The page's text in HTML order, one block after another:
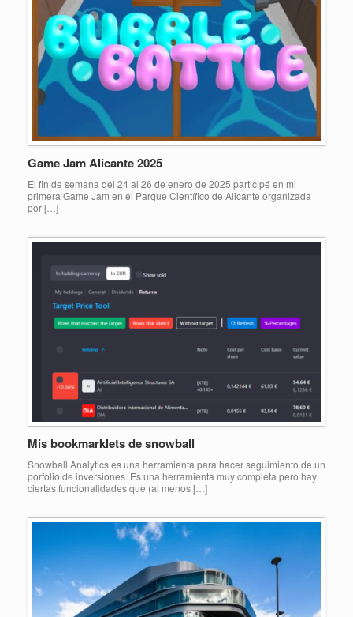
Game Jam Alicante 2025
El fin de semana del 24 al 26 de enero de 2025 participé en mi
primera Game Jam en el Parque Científico de Alicante organizada
por […]
Mis bookmarklets de snowball
Snowball Analytics es una herramienta para hacer seguimiento de un
porfolio de inversiones. Es una herramienta muy completa pero hay
ciertas funcionalidades que (al menos […]